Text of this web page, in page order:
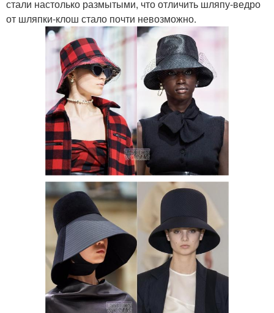
стали настолько размытыми, что отличить шляпу-ведро
от шляпки-клош стало почти невозможно.